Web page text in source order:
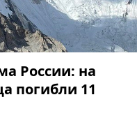
России: на
погибли 11